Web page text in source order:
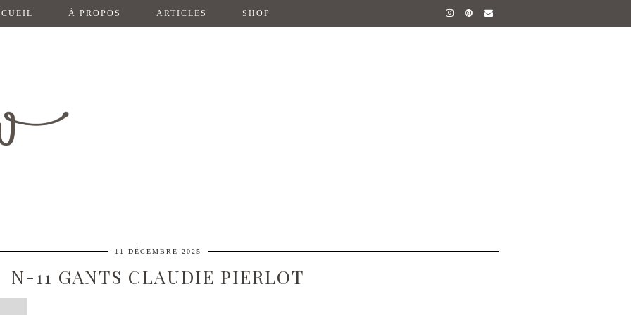
À PROPOS ARTICLES SHOP
11 DÉCEMBRE 2025
N-11 GANTS CLAUDIE PIERLOT